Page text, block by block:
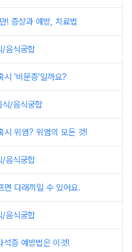
! 증상과 예방, 치료법
/음식궁합
시 '비문증'일까요?
식/음식궁합
시 위염? 위염의 모든 것!
/음식궁합
면 다래끼일 수 있어요.
/음식궁합
증 예방법은 이것!